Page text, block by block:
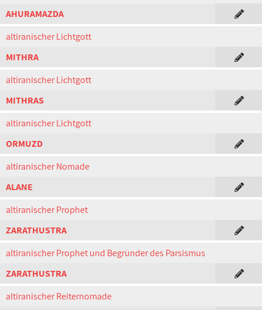
AHURAMAZDA
altiranischer Lichtgott
MITHRA
altiranischer Lichtgott
MITHRAS
altiranischer Lichtgott
ORMUZD
altiranischer Nomade
ALANE
altiranischer Prophet
ZARATHUSTRA
altiranischer Prophet und Begründer des Parsismus
ZARATHUSTRA
altiranischer Reiternomade